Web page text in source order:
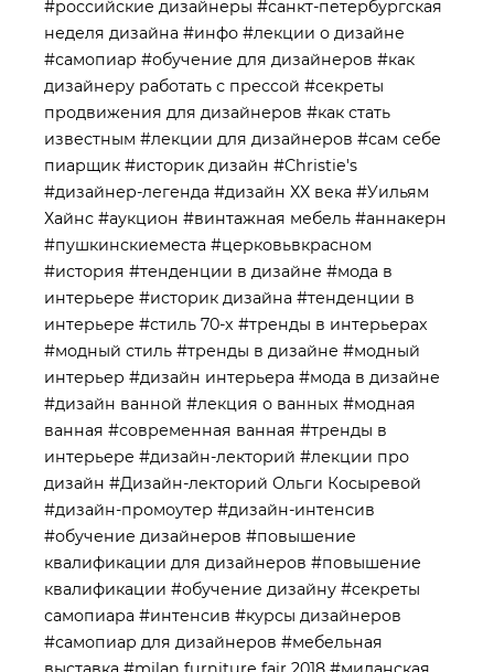
#российские дизайнеры #санкт-петербургская
неделя дизайна #инфо #лекции о дизайне
#самопиар #обучение для дизайнеров #как
дизайнеру работать с прессой #секреты
продвижения для дизайнеров #как стать
известным #лекции для дизайнеров #сам себе
пиарщик #историк дизайн #Christie's
#дизайнер-легенда #дизайн ХХ века #Уильям
Хайнс #аукцион #винтажная мебель #аннакерн
#пушкинскиеместа #церковьвкрасном
#история #тенденции в дизайне #мода в
интерьере #историк дизайна #тенденции в
интерьере #стиль 70-х #тренды в интерьерах
#модный стиль #тренды в дизайне #модный
интерьер #дизайн интерьера #мода в дизайне
#дизайн ванной #лекция о ванных #модная
ванная #современная ванная #тренды в
интерьере #дизайн-лекторий #лекции про
дизайн #Дизайн-лекторий Ольги Косыревой
#дизайн-промоутер #дизайн-интенсив
#обучение дизайнеров #повышение
квалификации для дизайнеров #повышение
квалификации #обучение дизайну #секреты
самопиара #интенсив #курсы дизайнеров
#самопиар для дизайнеров #мебельная